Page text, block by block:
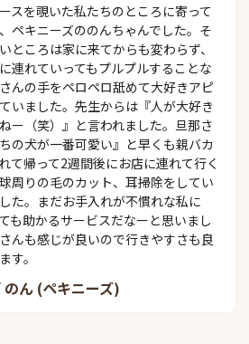
スを覗いた私たちのところに寄って
ペキニーズののんちゃんでした。そ
ところは家に来てからも変わらず、
連れていってもプルプルすることな
んの手をペロペロ舐めて大好きアピ
いました。先生からは『人が大好き
ー（笑）』と言われました。旦那さ
の犬が一番可愛い』と早くも親バカ
て帰って2週間後にお店に連れて行く
周りの毛のカット、耳掃除をしてい
た。まだお手入れが不慣れな私に
も助かるサービスだなーと思いまし
んも感じが良いので行きやすさも良
す。
のん (ペキニーズ)